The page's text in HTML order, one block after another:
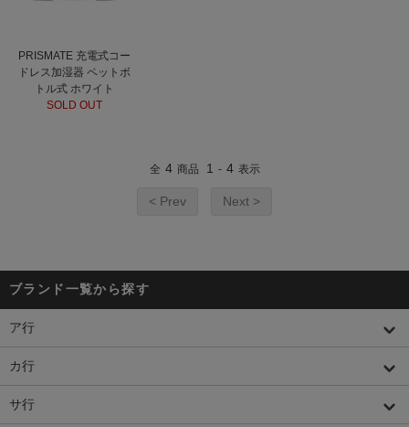
PRISMATE 充電式コー
ドレス加湿器 ペットボ
トル式 ホワイト
SOLD OUT
全 4 商品 1 - 4 表示
< Prev Next >
ブランド一覧から探す
ア行
カ行
サ行